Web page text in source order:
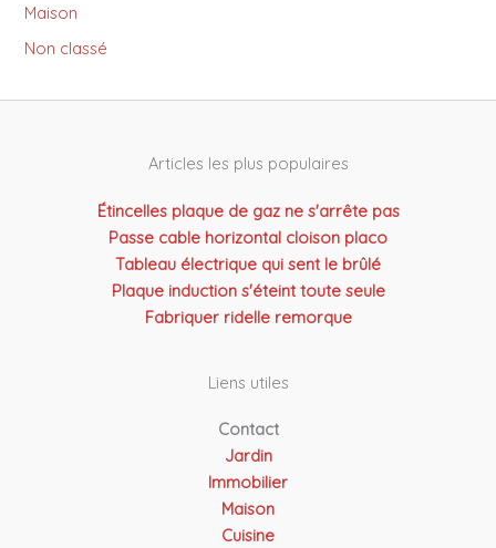
Maison
Non classé
Articles les plus populaires
Étincelles plaque de gaz ne s'arrête pas
Passe cable horizontal cloison placo
Tableau électrique qui sent le brûlé
Plaque induction s'éteint toute seule
Fabriquer ridelle remorque
Liens utiles
Contact
Jardin
Immobilier
Maison
Cuisine